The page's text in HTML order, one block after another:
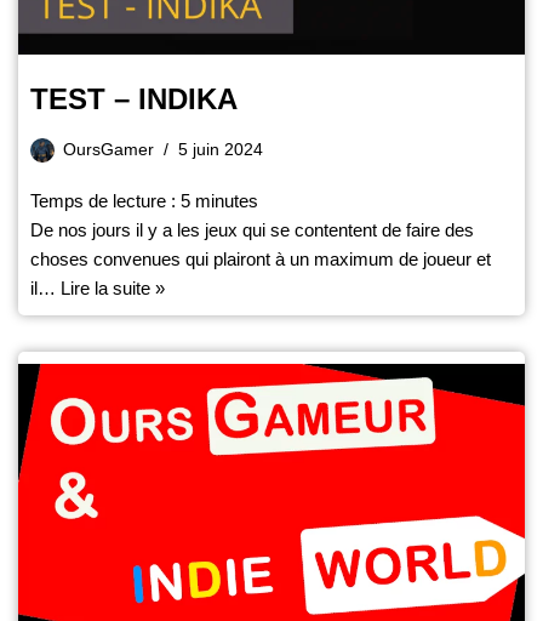
TEST – INDIKA
OursGamer 5 juin 2024
Temps de lecture : 5 minutes
De nos jours il y a les jeux qui se contentent de faire des
choses convenues qui plairont à un maximum de joueur et
il… Lire la suite »